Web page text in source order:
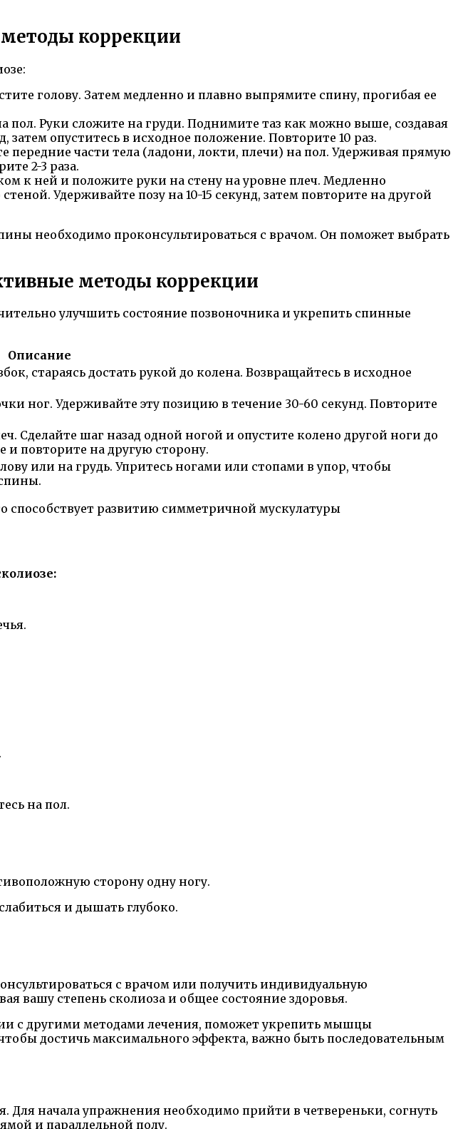
коррекции
голову. Затем медленно и плавно выпрямите спину, прогибая ее
пол. Руки сложите на груди. Поднимите таз как можно выше, создавая
опуститесь в исходное положение. Повторите 10 раз.
передние части тела (ладони, локти, плечи) на пол. Удерживая прямую
2-3 раза.
к ней и положите руки на стену на уровне плеч. Медленно
Удерживайте позу на 10-15 секунд, затем повторите на другой
необходимо проконсультироваться с врачом. Он поможет выбрать
методы коррекции
улучшить состояние позвоночника и укрепить спинные
Описание
стараясь достать рукой до колена. Возвращайтесь в исходное
ног. Удерживайте эту позицию в течение 30-60 секунд. Повторите
Сделайте шаг назад одной ногой и опустите колено другой ноги до
и повторите на другую сторону.
или на грудь. Упритесь ногами или стопами в упор, чтобы
способствует развитию симметричной мускулатуры
на пол.
сторону одну ногу.
и дышать глубоко.
с врачом или получить индивидуальную
вашу степень сколиоза и общее состояние здоровья.
с другими методами лечения, поможет укрепить мышцы
достичь максимального эффекта, важно быть последовательным
начала упражнения необходимо прийти в четвереньки, согнуть
и параллельной полу.